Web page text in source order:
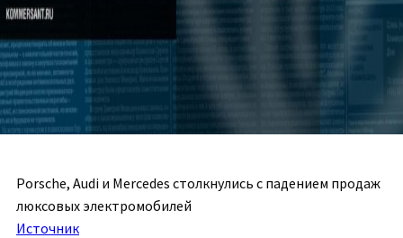
Porsche, Audi и Mercedes столкнулись с падением продаж
люксовых электромобилей
Источник